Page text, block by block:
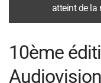
atteint de la
10ème